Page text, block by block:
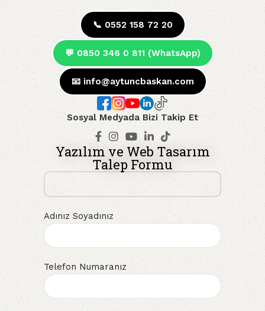
📞 0552 158 72 20
💬 0850 346 0 811 (WhatsApp)
📧 info@aytuncbaskan.com
Sosyal Medyada Bizi Takip Et
Yazılım ve Web Tasarım
Talep Formu
Adınız Soyadınız
Telefon Numaranız